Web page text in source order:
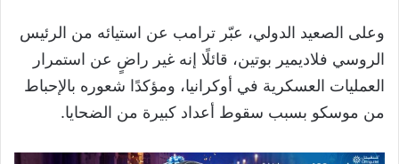
وعلى الصعيد الدولي، عبّر ترامب عن استيائه من الرئيس
الروسي فلاديمير بوتين، قائلًا إنه غير راضٍ عن استمرار
العمليات العسكرية في أوكرانيا، ومؤكدًا شعوره بالإحباط
من موسكو بسبب سقوط أعداد كبيرة من الضحايا.